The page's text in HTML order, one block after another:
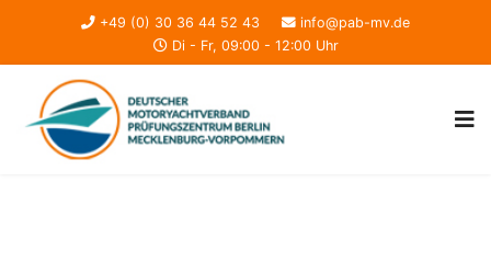
+49 (0) 30 36 44 52 43
info@pab-mv.de
Di - Fr, 09:00 - 12:00 Uhr